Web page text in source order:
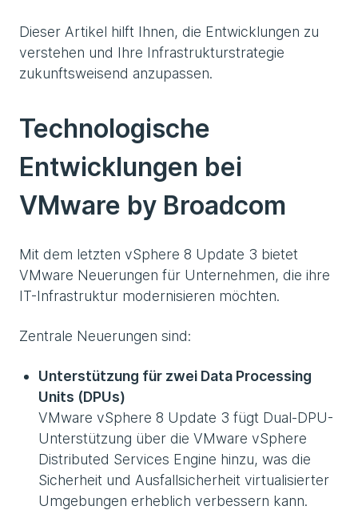
Dieser Artikel hilft Ihnen, die Entwicklungen zu
verstehen und Ihre Infrastrukturstrategie
zukunftsweisend anzupassen.
Technologische
Entwicklungen bei
VMware by Broadcom
Mit dem letzten vSphere 8 Update 3 bietet
VMware Neuerungen für Unternehmen, die ihre
IT-Infrastruktur modernisieren möchten.
Zentrale Neuerungen sind:
Unterstützung für zwei Data Processing
Units (DPUs)
VMware vSphere 8 Update 3 fügt Dual-DPU-
Unterstützung über die VMware vSphere
Distributed Services Engine hinzu, was die
Sicherheit und Ausfallsicherheit virtualisierter
Umgebungen erheblich verbessern kann.